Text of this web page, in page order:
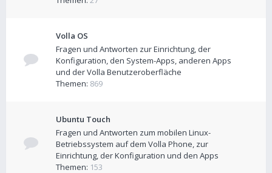
Volla OS
Fragen und Antworten zur Einrichtung, der
Konfiguration, den System-Apps, anderen Apps
und der Volla Benutzeroberfläche
Themen: 869
Ubuntu Touch
Fragen und Antworten zum mobilen Linux-
Betriebssystem auf dem Volla Phone, zur
Einrichtung, der Konfiguration und den Apps
Themen: 153